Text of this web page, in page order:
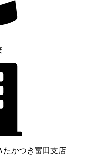
たかつき富田支店